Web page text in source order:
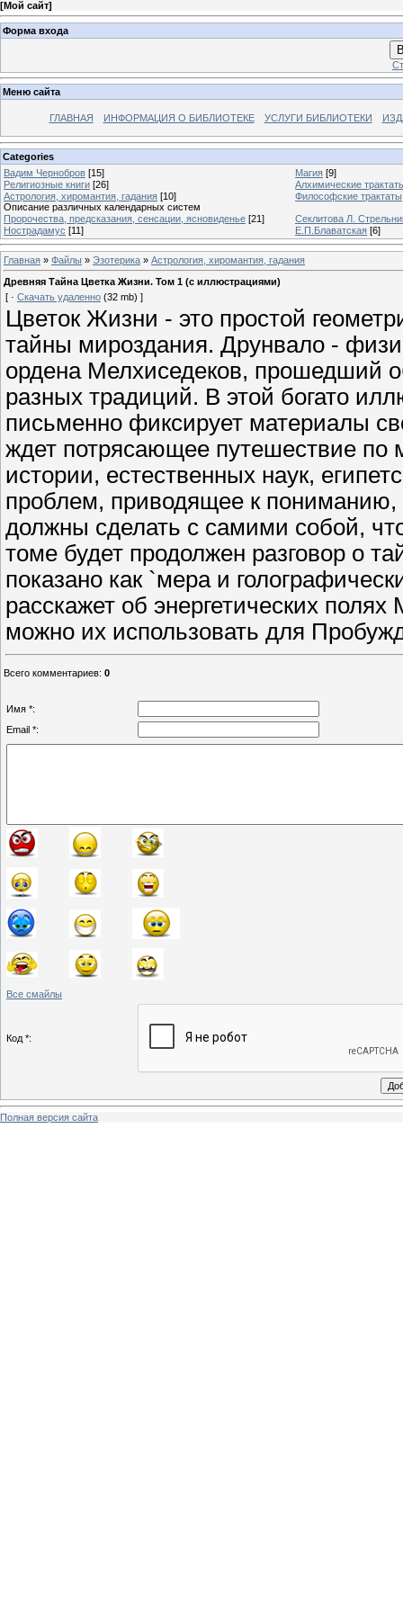
[Мой сайт]
Форма входа
Меню сайта
ГЛАВНАЯ ИНФОРМАЦИЯ О БИБЛИОТЕКЕ УСЛУГИ БИБЛИОТЕКИ
Categories
Вадим Чернобров [15] Магия [9]
Религиозные книги [26]
Алхимические
Астрология, хиромантия, гадания [10]
Описание различных календарных систем
Философские трактаты
Пророчества, предсказания, сенсации, ясновиденье [21]
Секлитова Л.
Нострадамус [11] Е.П.Блаватская [6]
Главная » Файлы » Эзотерика » Астрология, хиромантия, гадания
Древняя Тайна Цветка Жизни. Том 1 (с иллюстрациями)
[ · Скачать удаленно (32 mb) ]
Цветок Жизни - это простой
тайны мироздания. Друнвало -
ордена Мелхиседеков, прошедший
разных традиций. В этой богато
письменно фиксирует материалы
ждет потрясающее путешествие по
истории, естественных наук,
проблем, приводящее к пониманию,
должны сделать с самими собой,
томе будет продолжен разговор о
показано как `мера и
расскажет об энергетических
можно их использовать для
Всего комментариев: 0
Имя *:
Email *:
Все смайлы
Код *:
Полная версия сайта